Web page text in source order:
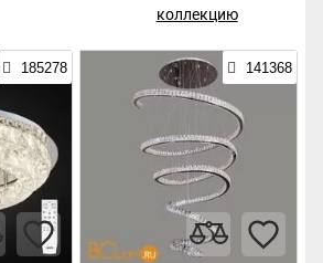
коллекцию
185278 141368